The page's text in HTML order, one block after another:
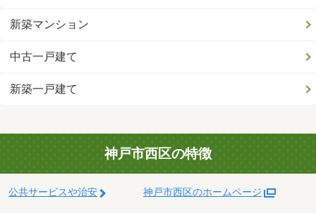
新築マンション
中古一戸建て
新築一戸建て
神戸市西区の特徴
公共サービスや治安 神戸市西区のホームページ